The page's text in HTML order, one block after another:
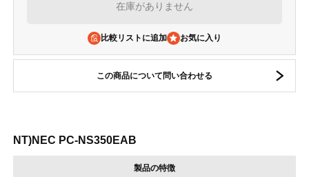
在庫がありません
比較リストに追加
この商品について問い合わせる
NT)NEC PC-NS350EAB
製品の特徴